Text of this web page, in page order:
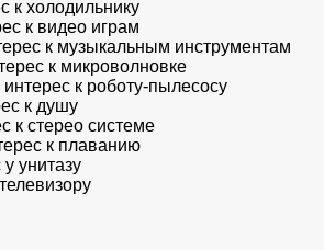
к холодильнику
к видео играм
к музыкальным инструментам
к микроволновке
к роботу-пылесосу
к душу
к стерео системе
к плаванию
унитазу